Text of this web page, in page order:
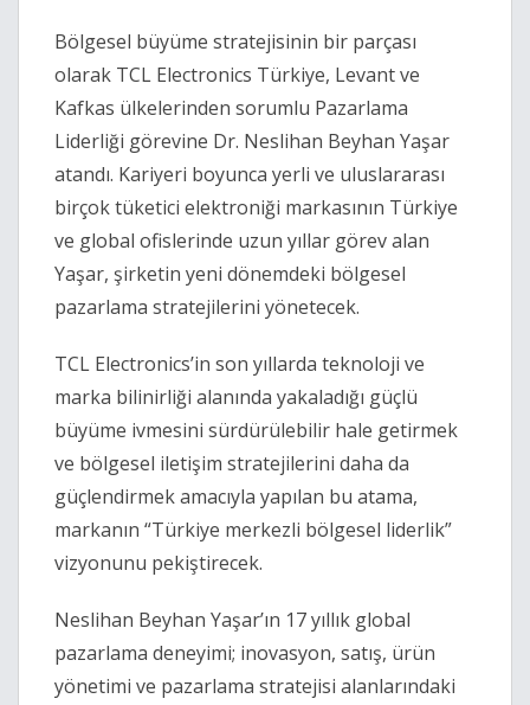
Bölgesel büyüme stratejisinin bir parçası
olarak TCL Electronics Türkiye, Levant ve
Kafkas ülkelerinden sorumlu Pazarlama
Liderliği görevine Dr. Neslihan Beyhan Yaşar
atandı. Kariyeri boyunca yerli ve uluslararası
birçok tüketici elektroniği markasının Türkiye
ve global ofislerinde uzun yıllar görev alan
Yaşar, şirketin yeni dönemdeki bölgesel
pazarlama stratejilerini yönetecek.
TCL Electronics’in son yıllarda teknoloji ve
marka bilinirliği alanında yakaladığı güçlü
büyüme ivmesini sürdürülebilir hale getirmek
ve bölgesel iletişim stratejilerini daha da
güçlendirmek amacıyla yapılan bu atama,
markanın “Türkiye merkezli bölgesel liderlik”
vizyonunu pekiştirecek.
Neslihan Beyhan Yaşar’ın 17 yıllık global
pazarlama deneyimi; inovasyon, satış, ürün
yönetimi ve pazarlama stratejisi alanlarındaki